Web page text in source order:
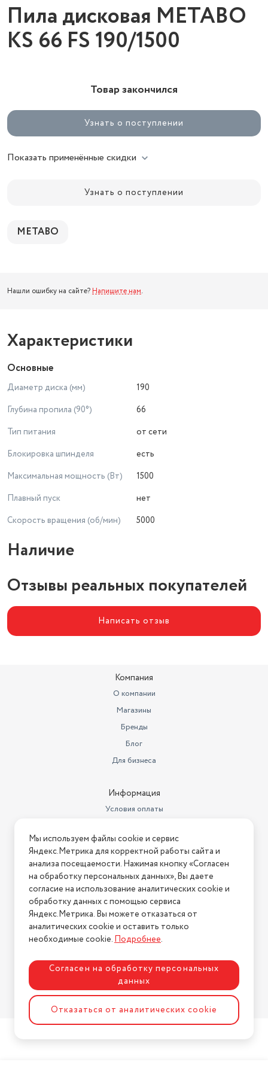
Пила дисковая METABO
KS 66 FS 190/1500
Товар закончился
Узнать о поступлении
Показать применённые скидки
Узнать о поступлении
METABO
Нашли ошибку на сайте? Напишите нам.
Характеристики
Основные
Диаметр диска (мм)
190
Глубина пропила (90°)
66
Тип питания
от сети
Блокировка шпинделя
есть
Максимальная мощность (Вт)
1500
Плавный пуск
нет
Скорость вращения (об/мин)
5000
Наличие
Отзывы реальных покупателей
Написать отзыв
Компания
О компании
Магазины
Бренды
Блог
Для бизнеса
Информация
Условия оплаты
Условия возврата
Нашли ошибку на сайте? Напишите нам
2026 © Интернет-магазин "АстМаркет". У нас есть всё!
Политика конфиденциальности
Разработка сайтаASTDESIGN
Мы используем файлы cookie и сервис
Яндекс.Метрика для корректной работы сайта и
анализа посещаемости. Нажимая кнопку «Согласен
на обработку персональных данных», Вы даете
согласие на использование аналитических cookie и
обработку данных с помощью сервиса
Яндекс.Метрика. Вы можете отказаться от
аналитических cookie и оставить только
необходимые cookie.Подробнее.
Согласен на обработку персональных
данных
Отказаться от аналитических cookie